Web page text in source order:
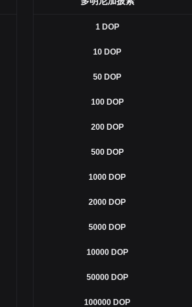
1 DOP
10 DOP
50 DOP
100 DOP
200 DOP
500 DOP
1000 DOP
2000 DOP
5000 DOP
10000 DOP
50000 DOP
100000 DOP